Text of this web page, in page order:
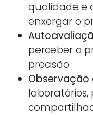
qualidade e
enxergar o
perceber o
precisão.
Observação
laboratórios,